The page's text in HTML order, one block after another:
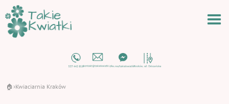
🏠 ›Kwiaciarnia Kraków